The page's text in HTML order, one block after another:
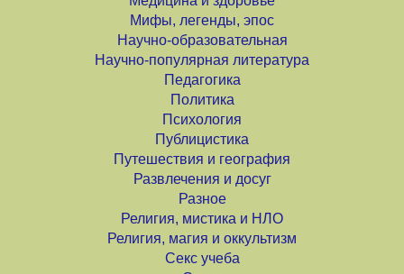
Мифы, легенды, эпос
Научно-образовательная
Научно-популярная литература
Педагогика
Политика
Психология
Публицистика
Путешествия и география
Развлечения и досуг
Разное
Религия, мистика и НЛО
Религия, магия и оккультизм
Секс учеба